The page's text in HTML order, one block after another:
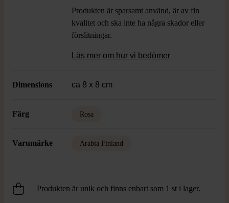
Produkten är sparsamt använd, är av fin
kvalitet och ska inte ha några skador eller
förslitningar.
Läs mer om hur vi bedömer
Dimensions ca 8 x 8 cm
Färg Rosa
Varumärke Arabia Finland
Produkten är unik och finns enbart som 1 st i lager.